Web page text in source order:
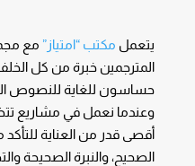
يتعمل مكتب “امتياز” مع
المترجمين خبرة من كل
حساسون للغاية للنصوص
وعندما نعمل في مشاريع
أقصى قدر من العناية
الصحيح، والنبرة الصحيحة